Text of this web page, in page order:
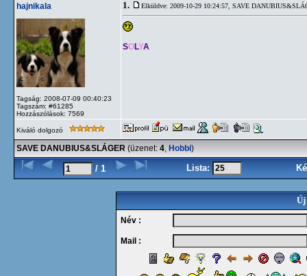
hajnikala
Tagság: 2008-07-09 00:40:23
Tagszám: #61285
Hozzászólások: 7569
1. Elküldve: 2009-10-29 10:24:57, SAVE
SOLYA
Kiváló dolgozó
SAVE DANUBIUS&SLÁGER (üzenet: 4, Hobbi)
/ 1 Lista:
Új
Név :
Mail :